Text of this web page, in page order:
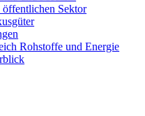
öffentlichen Sektor
Rohstoffe und Energie